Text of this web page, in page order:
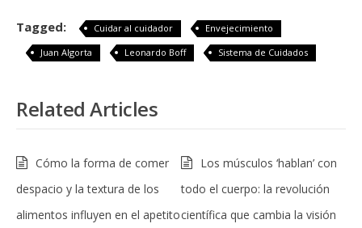
Tagged: Cuidar al cuidador
Envejecimiento
Juan Algorta
Leonardo Boff Sistema de Cuidados
Related Articles
Cómo la forma de comer
despacio y la textura de los
alimentos influyen en el apetito
Los músculos ‘hablan’ con
todo el cuerpo: la revolución
científica que cambia la visión